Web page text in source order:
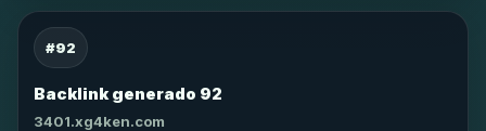
#92
Backlink generado 92
3401.xg4ken.com